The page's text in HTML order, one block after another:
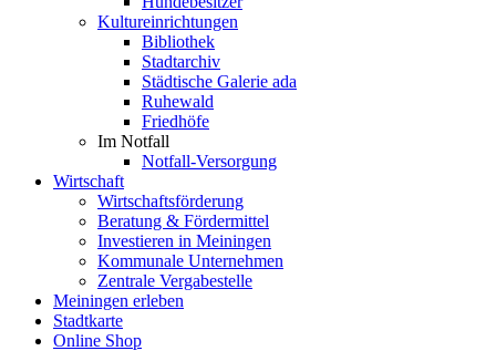
Kultureinrichtungen
Bibliothek
Stadtarchiv
Städtische Galerie ada
Ruhewald
Friedhöfe
Im Notfall
Notfall-Versorgung
Wirtschaft
Wirtschaftsförderung
Beratung & Fördermittel
Investieren in Meiningen
Kommunale Unternehmen
Zentrale Vergabestelle
Meiningen erleben
Stadtkarte
Online Shop